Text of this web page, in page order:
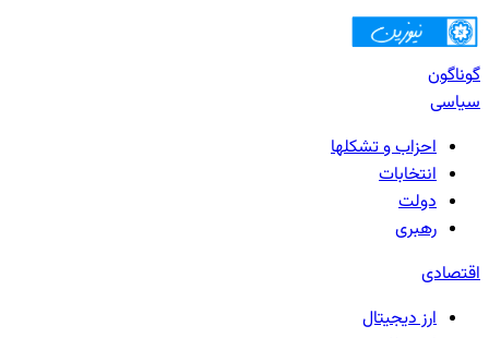
گوناگون
سیاسی
احزاب و تشکلها
انتخابات
دولت
رهبری
اقتصادی
ارز دیجیتال